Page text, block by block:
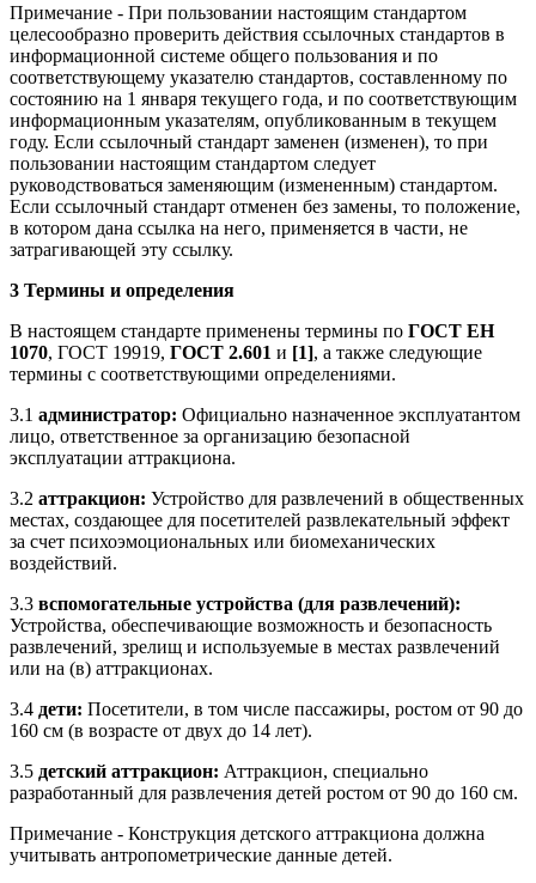
Примечание - При пользовании настоящим стандартом
целесообразно проверить действия ссылочных стандартов в
информационной системе общего пользования и по
соответствующему указателю стандартов, составленному по
состоянию на 1 января текущего года, и по соответствующим
информационным указателям, опубликованным в текущем
году. Если ссылочный стандарт заменен (изменен), то при
пользовании настоящим стандартом следует
руководствоваться заменяющим (измененным) стандартом.
Если ссылочный стандарт отменен без замены, то положение,
в котором дана ссылка на него, применяется в части, не
затрагивающей эту ссылку.
3 Термины и определения
В настоящем стандарте применены термины по ГОСТ ЕН
1070, ГОСТ 19919, ГОСТ 2.601 и [1], а также следующие
термины с соответствующими определениями.
3.1 администратор: Официально назначенное эксплуатантом
лицо, ответственное за организацию безопасной
эксплуатации аттракциона.
3.2 аттракцион: Устройство для развлечений в общественных
местах, создающее для посетителей развлекательный эффект
за счет психоэмоциональных или биомеханических
воздействий.
3.3 вспомогательные устройства (для развлечений):
Устройства, обеспечивающие возможность и безопасность
развлечений, зрелищ и используемые в местах развлечений
или на (в) аттракционах.
3.4 дети: Посетители, в том числе пассажиры, ростом от 90 до
160 см (в возрасте от двух до 14 лет).
3.5 детский аттракцион: Аттракцион, специально
разработанный для развлечения детей ростом от 90 до 160 см.
Примечание - Конструкция детского аттракциона должна
учитывать антропометрические данные детей.